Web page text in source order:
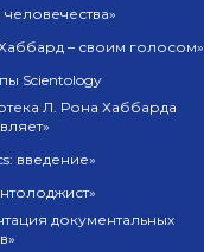
человечества»
– своим голосом»
Scientology
Л. Рона Хаббарда
введение»
документальных